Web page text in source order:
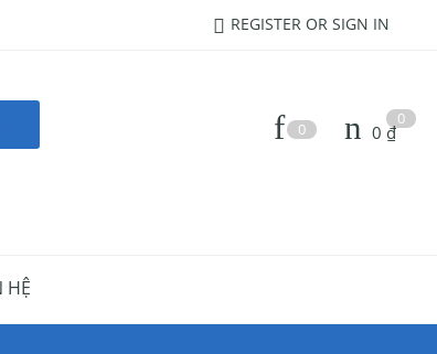
REGISTER OR SIGN IN
0
0
0 ₫
HỆ